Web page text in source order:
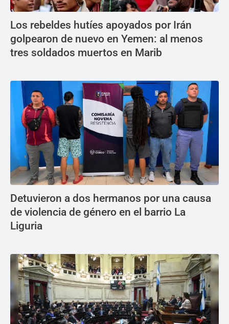
Los rebeldes hutíes apoyados por Irán
golpearon de nuevo en Yemen: al menos
tres soldados muertos en Marib
Detuvieron a dos hermanos por una causa
de violencia de género en el barrio La
Liguria